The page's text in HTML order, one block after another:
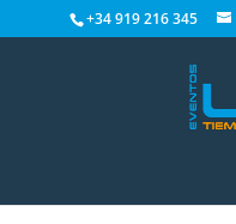
+34 919 216 345